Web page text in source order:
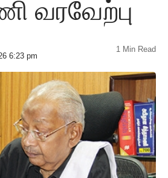
வரவேற்பு
6:23 pm
1 Min Read